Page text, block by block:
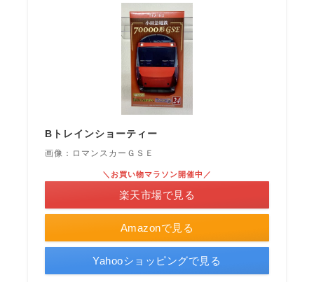
Bトレインショーティー
画像：ロマンスカーＧＳＥ
Amazonで見る
＼お買い物マラソン開催中／
楽天市場で見る
Yahooショッピングで見る